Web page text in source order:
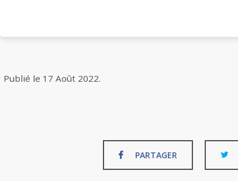
Publié le 17 Août 2022.
PARTAGER